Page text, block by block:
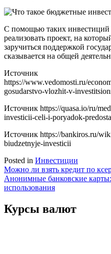
С помощью таких
реализовать проект, на
заручиться поддержкой
сказывается на общей
Источник
https://www.vedomosti.ru/
gosudarstvo-vlozhit-v-
Источник https://quasa.io/ru/
investicii-celi-i-poryadok-
Источник https://bankiros.ru/
biudzetnyje-investicii
Posted in Инвестиции
Навигация
по
Можно ли взять кредит по
Анонимные банковские
использования
Курсы валют